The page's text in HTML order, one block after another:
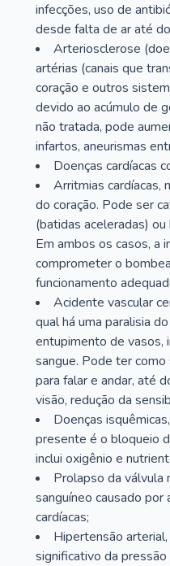
infecções, uso de
desde falta de ar até
Arteriosclerose
artérias (canais que
coração e outros
devido ao acúmulo de
não tratada, pode
infartos, aneurismas
Doenças cardíacas
Arritmias cardíacas,
do coração. Pode ser
(batidas aceleradas)
Em ambos os casos, a
comprometer o
funcionamento
Acidente vascular
qual há uma paralisia
entupimento de vasos,
sangue. Pode ter
para falar e andar, até
visão, redução da
Doenças
presente é o bloqueio
inclui oxigênio e
Prolapso da válvula
sanguíneo causado por
cardíacas;
Hipertensão
significativo da